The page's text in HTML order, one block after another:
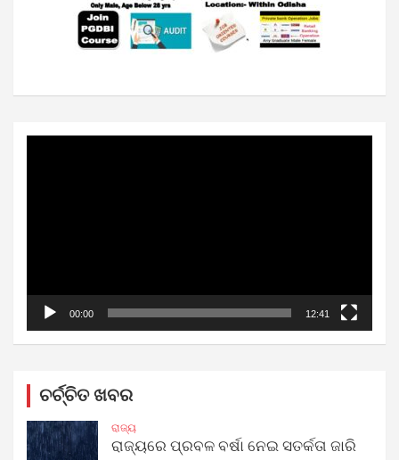
00:00 12:41
ଚର୍ଚ୍ଚିତ ଖବର
ରାଜ୍ୟ
ରାଜ୍ୟରେ ପ୍ରବଳ ବର୍ଷା ନେଇ ସତର୍କତା ଜାରି